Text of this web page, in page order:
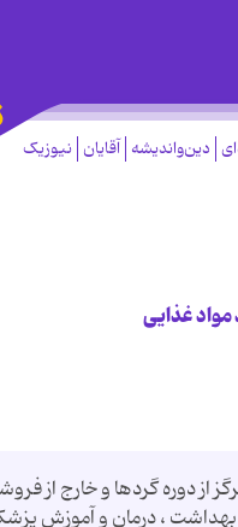
دین‌واندیشه آقایان نیوزیک
غذایی
از دوره گردها و خارج از
بهداشت ، درمان و آموزش